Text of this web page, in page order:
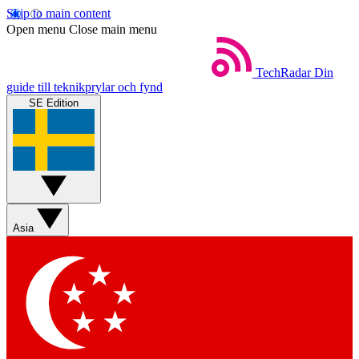
Skip to main content
Open menu Close main menu
TechRadar Din
guide till teknikprylar och fynd
SE Edition
Asia